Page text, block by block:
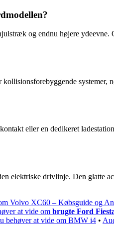
og endnu højere
eller en dedikeret
elektriske drivlinje. Den glatte
Volvo XC60 – Købsguide og
at vide om brugte Ford
behøver at vide om BMW i4 •